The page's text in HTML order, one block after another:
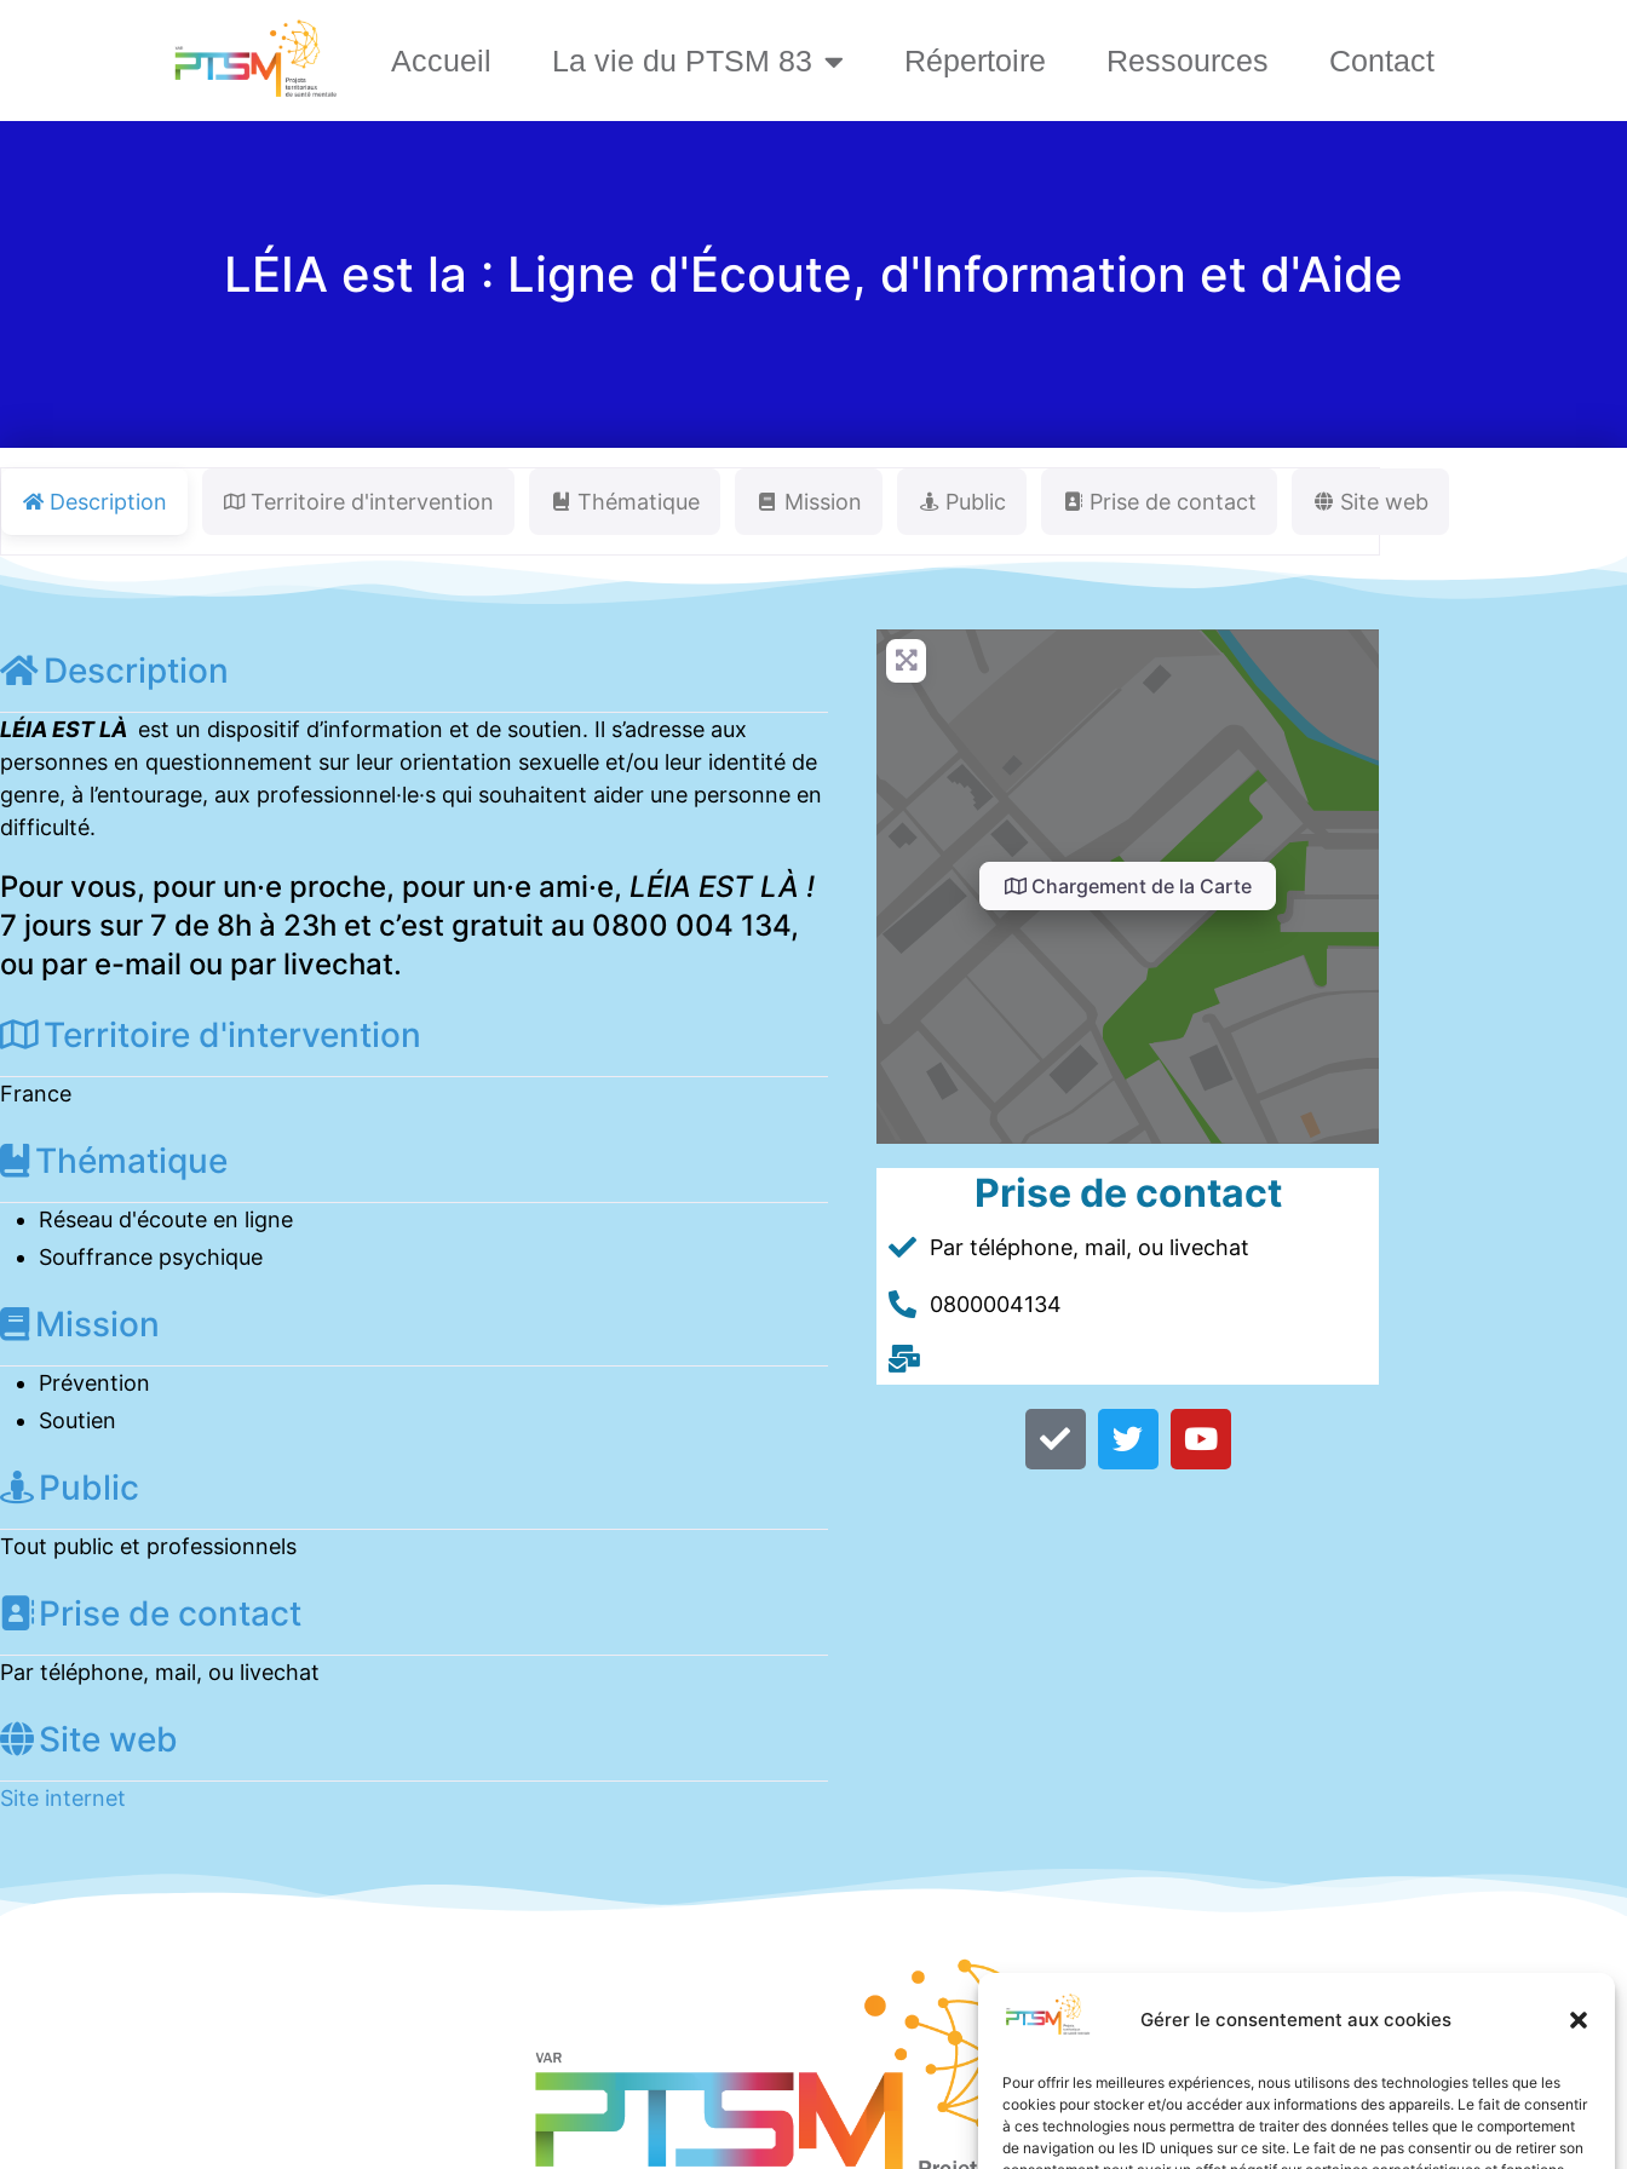
Gérer le consentement aux cookies
Pour offrir les meilleures expériences, nous utilisons des technologies telles que les
cookies pour stocker et/ou accéder aux informations des appareils. Le fait de consentir
à ces technologies nous permettra de traiter des données telles que le comportement
de navigation ou les ID uniques sur ce site. Le fait de ne pas consentir ou de retirer son
Accueil La vie du PTSM 83 Répertoire Ressources Contact
LÉIA est la : Ligne d'Écoute, d'Information et d'Aide
Description Territoire d'intervention Thématique Mission Public Prise de contact Site web
Description
LÉIA EST LÀ est un dispositif d’information et de soutien. Il s’adresse aux
personnes en questionnement sur leur orientation sexuelle et/ou leur identité de
genre, à l’entourage, aux professionnel·le·s qui souhaitent aider une personne en
difficulté.
Pour vous, pour un·e proche, pour un·e ami·e, LÉIA EST LÀ !
7 jours sur 7 de 8h à 23h et c’est gratuit au 0800 004 134,
ou par e-mail ou par livechat.
Territoire d'intervention
France
Thématique
Réseau d'écoute en ligne
Souffrance psychique
Mission
Prévention
Soutien
Public
Tout public et professionnels
Prise de contact
Par téléphone, mail, ou livechat
Site web
Site internet
Chargement de la Carte
Prise de contact
Par téléphone, mail, ou livechat
0800004134